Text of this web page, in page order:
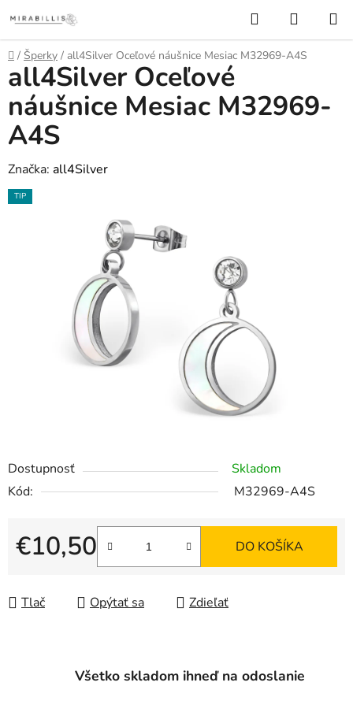
na
obsah
Hľadať
KOŠÍK
Domov
/ Šperky / all4Silver Oceľové náušnice Mesiac M32969-A4S
Dostupnosť
Skladom
Kód:
M32969-A4S
€10,50
Jednotková cena:
DO KOŠÍKA
Tlač Opýtať sa Zdieľať
all4Silver Oceľové
náušnice Mesiac M32969-
A4S
Značka: all4Silver
TIP
Všetko skladom ihneď na odoslanie